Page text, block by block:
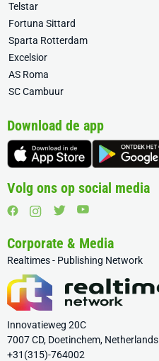
Telstar
Fortuna Sittard
Sparta Rotterdam
Excelsior
AS Roma
SC Cambuur
Download de app
Volg ons op social media
Corporate & Media
Realtimes - Publishing Network
Innovatieweg 20C
7007 CD, Doetinchem, Netherlands
+31(315)-764002